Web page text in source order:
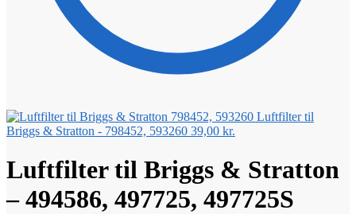
Luftfilter til
Briggs & Stratton - 798452, 593260 39,00 kr.
Luftfilter til Briggs & Stratton
– 494586, 497725, 497725S